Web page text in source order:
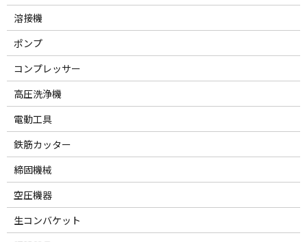
溶接機
ポンプ
コンプレッサー
高圧洗浄機
電動工具
鉄筋カッター
締固機械
空圧機器
生コンバケット